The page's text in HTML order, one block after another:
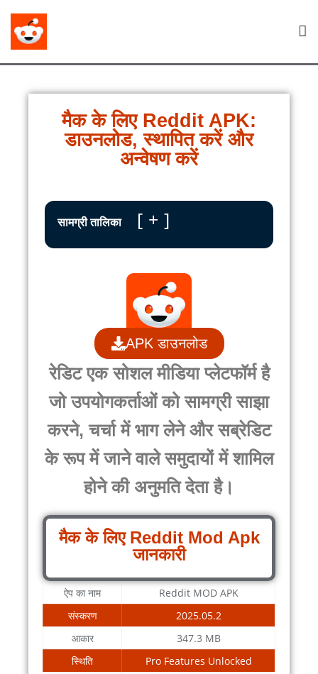
मैक के लिए Reddit APK:
डाउनलोड, स्थापित करें और
अन्वेषण करें
सामग्री तालिका +
APK डाउनलोड
रेडिट एक सोशल मीडिया प्लेटफॉर्म है
जो उपयोगकर्ताओं को सामग्री साझा
करने, चर्चा में भाग लेने और सब्रेडिट
के रूप में जाने वाले समुदायों में शामिल
होने की अनुमति देता है।
मैक के लिए Reddit Mod Apk
जानकारी
ऐप का नाम
Reddit MOD APK
संस्करण
2025.05.2
आकार
347.3 MB
स्थिति
Pro Features Unlocked